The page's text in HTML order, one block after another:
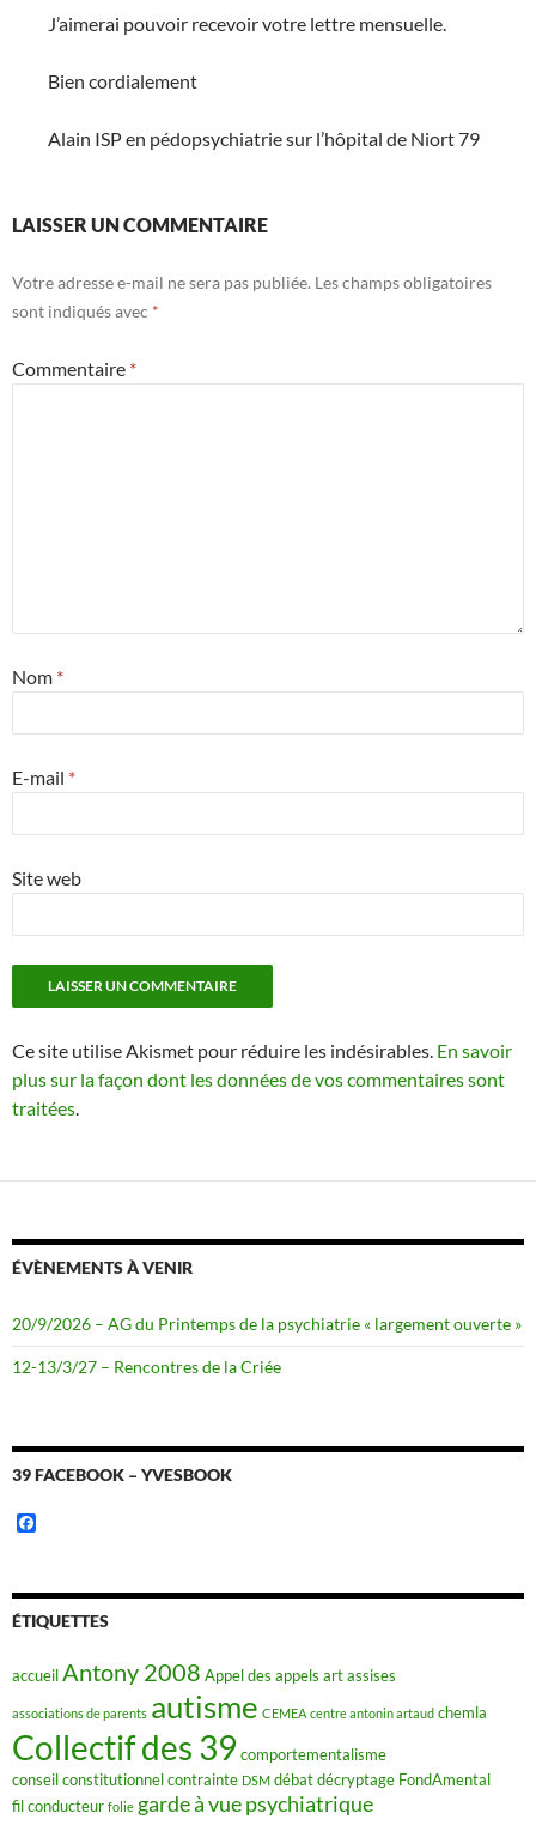
J’aimerai pouvoir recevoir votre lettre mensuelle.
Bien cordialement
Alain ISP en pédopsychiatrie sur l’hôpital de Niort 79
LAISSER UN COMMENTAIRE
Votre adresse e-mail ne sera pas publiée. Les champs obligatoires
sont indiqués avec *
Commentaire *
Nom *
E-mail *
Site web
Ce site utilise Akismet pour réduire les indésirables. En savoir
plus sur la façon dont les données de vos commentaires sont
traitées.
ÉVÈNEMENTS À VENIR
20/9/2026 – AG du Printemps de la psychiatrie « largement ouverte »
12-13/3/27 – Rencontres de la Criée
39 FACEBOOK – YVESBOOK
b
o
o
ÉTIQUETTES
accueilAntony 2008 Appel des appels artassises
associations de parents autisme CEMEA centre antonin artaud chemla
Collectif des 39 comportementalisme
conseil constitutionnelcontrainte DSM débatdécryptage FondAmental
fil conducteur folie garde à vue psychiatrique